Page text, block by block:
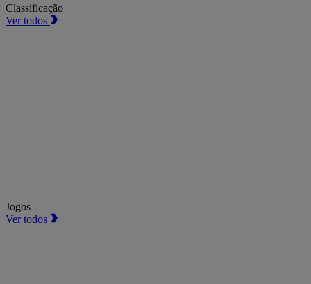
Classificação
Ver todos
Jogos
Ver todos